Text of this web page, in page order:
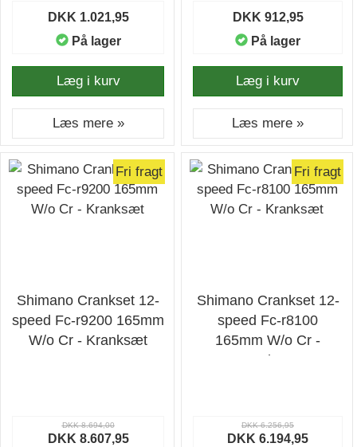
DKK 1.021,95
På lager
Læg i kurv
Læs mere »
DKK 912,95
På lager
Læg i kurv
Læs mere »
Fri fragt
Shimano Crankset 12-
speed Fc-r9200 165mm
W/o Cr - Kranksæt
DKK 8.694,00
DKK 8.607,95
Fri fragt
Shimano Crankset 12-
speed Fc-r8100
165mm W/o Cr -
Kranksæt
DKK 6.256,95
DKK 6.194,95